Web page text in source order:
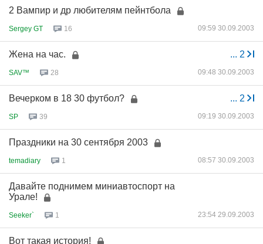
2 Вампир и др любителям пейнтбола
Sergey GT 16 09:59 30.09.2003
... 2
Жена на час.
SAV™ 28 09:48 30.09.2003
... 2
Вечерком в 18 30 футбол?
SP 39 09:19 30.09.2003
Праздники на 30 сентября 2003
temadiary 1 08:57 30.09.2003
Давайте поднимем миниавтоспорт на
Урале!
Seeker` 1 23:54 29.09.2003
Вот такая история!